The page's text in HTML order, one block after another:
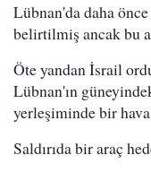
Lübnan'da daha önce
belirtilmiş ancak bu
Öte yandan İsrail
Lübnan'ın
yerleşiminde bir hava
Saldırıda bir araç